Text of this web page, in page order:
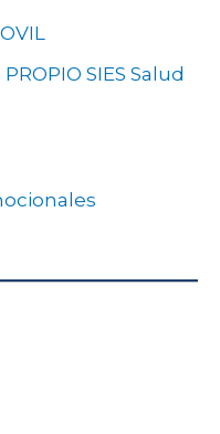
SIES Salud